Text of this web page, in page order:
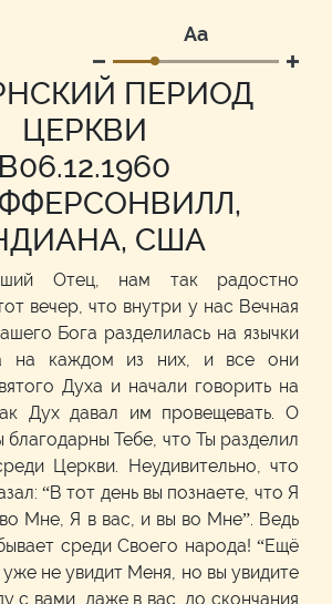
Аа
ПЕРИОД
ЦЕРКВИ
В06.12.1960
США
Отец, нам так радостно
вечер, что внутри у нас Вечная
Бога разделилась на язычки
на каждом из них, и все они
Духа и начали говорить на
Дух давал им провещевать. О
Тебе, что Ты разделил
Церкви. Неудивительно, что
“В тот день вы познаете, что Я
Мне, Я в вас, и вы во Мне”. Ведь
среди Своего народа! “Ещё
не увидит Меня, но вы увидите
с вами, даже в вас, до скончания